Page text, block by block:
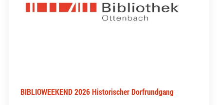
BIBLIOWEEKEND 2026 Historischer Dorfrundgang